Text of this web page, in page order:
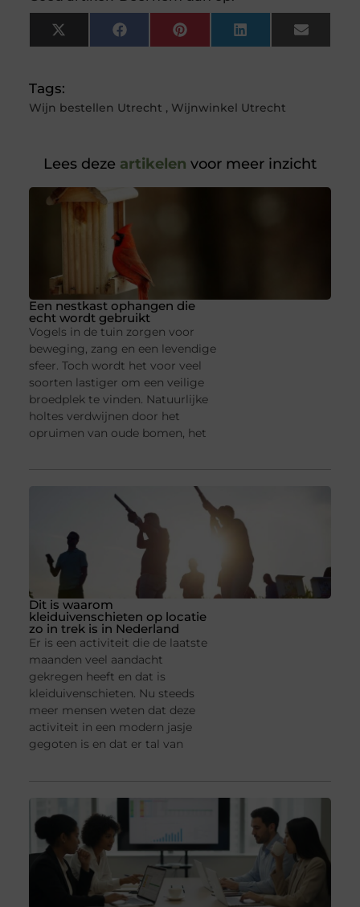
X
(Twitter)
FacebookPinterestLinkedInEmail
Tags:
Wijn bestellen Utrecht , Wijnwinkel Utrecht
Lees deze artikelen voor meer inzicht
Een nestkast ophangen die
echt wordt gebruikt
Vogels in de tuin zorgen voor
beweging, zang en een levendige
sfeer. Toch wordt het voor veel
soorten lastiger om een veilige
broedplek te vinden. Natuurlijke
holtes verdwijnen door het
opruimen van oude bomen, het
Dit is waarom
kleiduivenschieten op locatie
zo in trek is in Nederland
Er is een activiteit die de laatste
maanden veel aandacht
gekregen heeft en dat is
kleiduivenschieten. Nu steeds
meer mensen weten dat deze
activiteit in een modern jasje
gegoten is en dat er tal van